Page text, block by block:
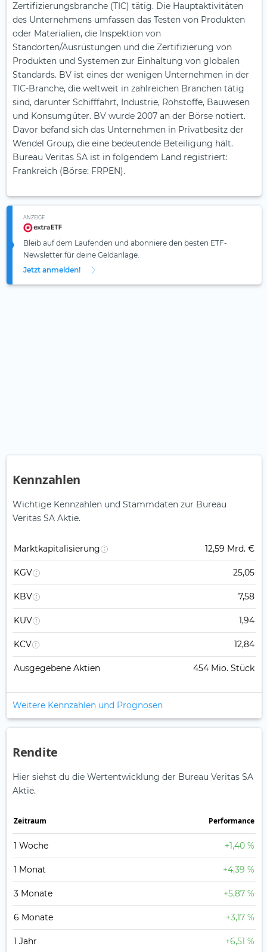
Zertifizierungsbranche (TIC) tätig. Die Hauptaktivitäten
des Unternehmens umfassen das Testen von Produkten
oder Materialien, die Inspektion von
Standorten/Ausrüstungen und die Zertifizierung von
Produkten und Systemen zur Einhaltung von globalen
Standards. BV ist eines der wenigen Unternehmen in der
TIC-Branche, die weltweit in zahlreichen Branchen tätig
sind, darunter Schifffahrt, Industrie, Rohstoffe, Bauwesen
und Konsumgüter. BV wurde 2007 an der Börse notiert.
Davor befand sich das Unternehmen in Privatbesitz der
Wendel Group, die eine bedeutende Beteiligung hält.
Bureau Veritas SA ist in folgendem Land registriert:
Frankreich (Börse: FRPEN).
ANZEIGE
Bleib auf dem Laufenden und abonniere den besten ETF-
Newsletter für deine Geldanlage.
Jetzt anmelden!
Kennzahlen
Wichtige Kennzahlen und Stammdaten zur Bureau
Veritas SA Aktie.
Marktkapitalisierung 12,59 Mrd. €
KGV 25,05
KBV 7,58
KUV 1,94
KCV 12,84
Ausgegebene Aktien 454 Mio. Stück
Weitere Kennzahlen und Prognosen
Rendite
Hier siehst du die Wertentwicklung der Bureau Veritas SA
Aktie.
Zeitraum Perfor­mance
1 Woche +1,40 %
1 Monat +4,39 %
3 Monate +5,87 %
6 Monate +3,17 %
1 Jahr +6,51 %